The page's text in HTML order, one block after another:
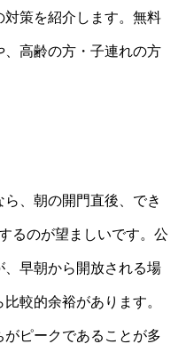
策を紹介します。無料
高齢の方・子連れの方
、朝の開門直後、でき
るのが望ましいです。公
早朝から開放される場
較的余裕があります。
ピークであることが多